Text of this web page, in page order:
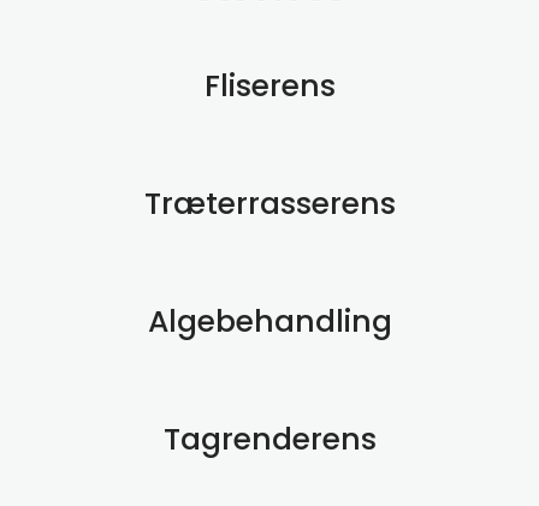
Fliserens
Træterrasserens
Algebehandling
Tagrenderens